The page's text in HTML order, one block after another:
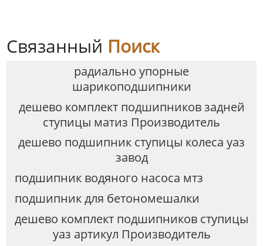
Связанный Поиск
радиально упорные
шарикоподшипники
дешево комплект подшипников задней
ступицы матиз Производитель
дешево подшипник ступицы колеса уаз
завод
подшипник водяного насоса мтз
подшипник для бетономешалки
дешево комплект подшипников ступицы
уаз артикул Производитель